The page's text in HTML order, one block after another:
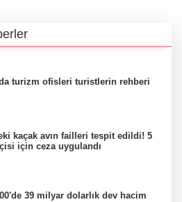
turizm ofisleri turistlerin rehberi
kaçak avın failleri tespit edildi! 5
için ceza uygulandı
39 milyar dolarlık dev hacim